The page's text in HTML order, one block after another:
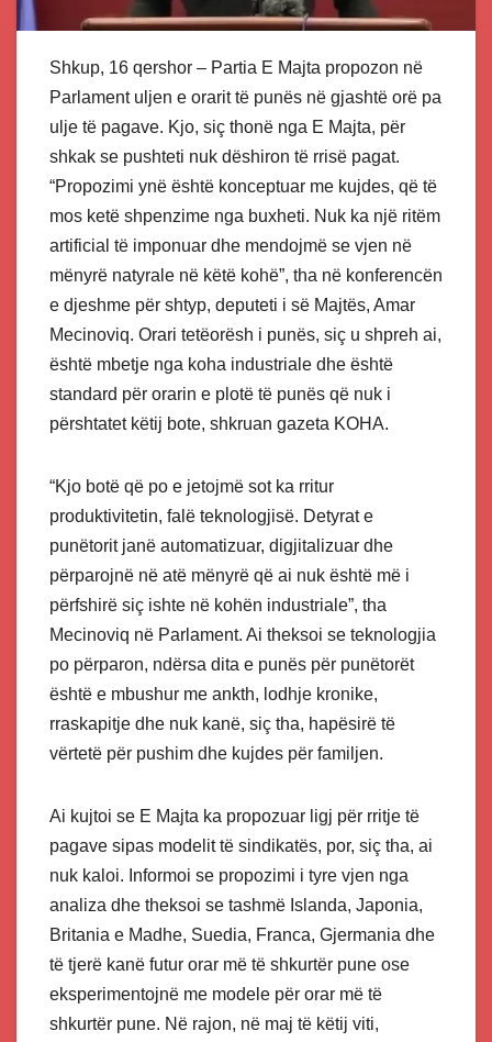
Shkup, 16 qershor – Partia E Majta propozon në
Parlament uljen e orarit të punës në gjashtë orë pa
ulje të pagave. Kjo, siç thonë nga E Majta, për
shkak se pushteti nuk dëshiron të rrisë pagat.
“Propozimi ynë është konceptuar me kujdes, që të
mos ketë shpenzime nga buxheti. Nuk ka një ritëm
artificial të imponuar dhe mendojmë se vjen në
mënyrë natyrale në këtë kohë”, tha në konferencën
e djeshme për shtyp, deputeti i së Majtës, Amar
Mecinoviq. Orari tetëorësh i punës, siç u shpreh ai,
është mbetje nga koha industriale dhe është
standard për orarin e plotë të punës që nuk i
përshtatet këtij bote, shkruan gazeta KOHA.
“Kjo botë që po e jetojmë sot ka rritur
produktivitetin, falë teknologjisë. Detyrat e
punëtorit janë automatizuar, digjitalizuar dhe
përparojnë në atë mënyrë që ai nuk është më i
përfshirë siç ishte në kohën industriale”, tha
Mecinoviq në Parlament. Ai theksoi se teknologjia
po përparon, ndërsa dita e punës për punëtorët
është e mbushur me ankth, lodhje kronike,
rraskapitje dhe nuk kanë, siç tha, hapësirë të
vërtetë për pushim dhe kujdes për familjen.
Ai kujtoi se E Majta ka propozuar ligj për rritje të
pagave sipas modelit të sindikatës, por, siç tha, ai
nuk kaloi. Informoi se propozimi i tyre vjen nga
analiza dhe theksoi se tashmë Islanda, Japonia,
Britania e Madhe, Suedia, Franca, Gjermania dhe
të tjerë kanë futur orar më të shkurtër pune ose
eksperimentojnë me modele për orar më të
shkurtër pune. Në rajon, në maj të këtij viti,